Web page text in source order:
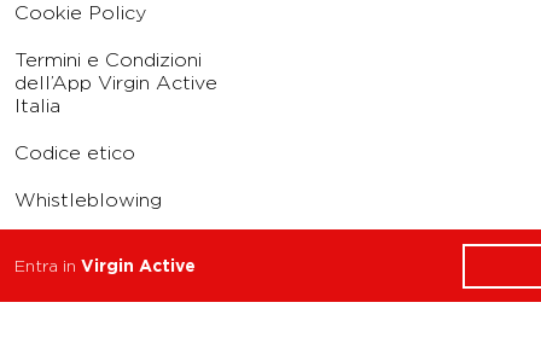
Cookie Policy
Termini e Condizioni
dell’App Virgin Active
Italia
Codice etico
Whistleblowing
Abbonamento
Entra in Virgin Active